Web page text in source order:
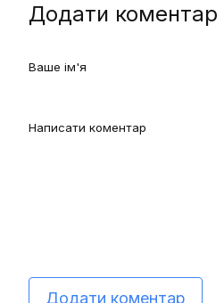
Додати коментар
Додати коментар